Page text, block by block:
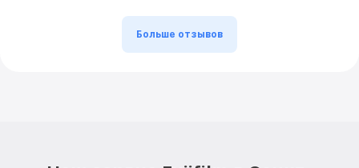
Больше отзывов